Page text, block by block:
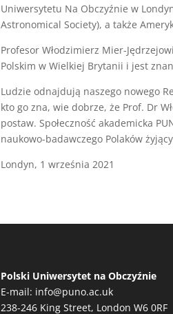
Uniwersytetu Na Obczyźnie w
Astronomical Society), a także
Profesor Włodzimierz Mier-
Polskim w Wielkiej Brytanii i jest
Ludzie odnajdują naszego nowego
kto go zna, wie dobrze, że Prof. Dr
postaw. Społeczność akademicka
naukowo-badawczego Polaków
Londyn, 1 września 2021
Polski Uniwersytet na Obczyźnie
E-mail: info@puno.ac.uk
238-246 King Street, London W6 0RF